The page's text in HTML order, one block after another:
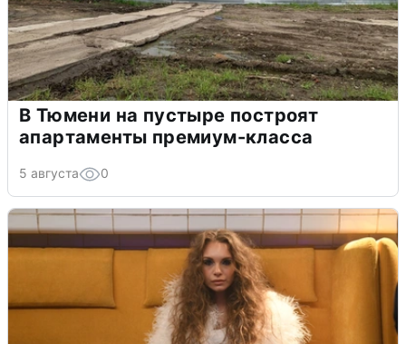
В Тюмени на пустыре построят
апартаменты премиум-класса
5 августа 0